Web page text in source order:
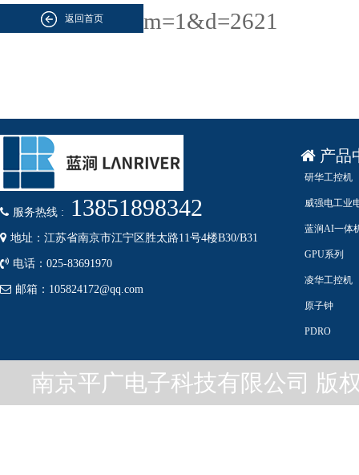
m=1&d=2621
返回首页
服务热线 : 13851898342
地址：江苏省南京市江宁区胜太路11号4楼B30/B31
电话：025-83691970
邮箱：105824172@qq.com
产品
研华工控机
威强电工业
蓝涧AI一体
GPU系列
凌华工控机
原子钟
PDRO
南京平广电子科技有限公司 版